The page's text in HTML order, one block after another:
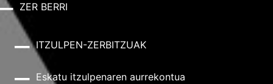
ZER BERRI
ITZULPEN-ZERBITZUAK
Eskatu itzulpenaren aurrekontua